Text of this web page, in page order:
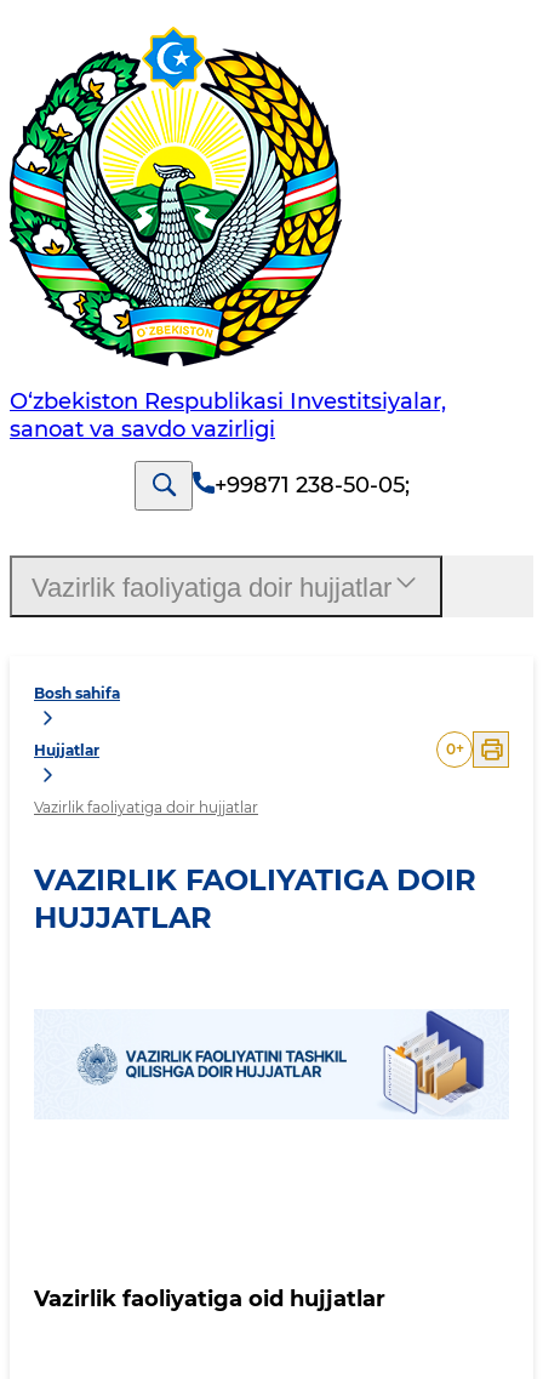
O‘zbekiston Respublikasi Investitsiyalar,
sanoat va savdo vazirligi
+99871 238-50-05;
Bosh sahifa
Hujjatlar
Vazirlik faoliyatiga doir hujjatlar
0+
VAZIRLIK FAOLIYATIGA DOIR
HUJJATLAR
Vazirlik faoliyatiga oid hujjatlar
Vazirlik faoliyatiga doir hujjatlar